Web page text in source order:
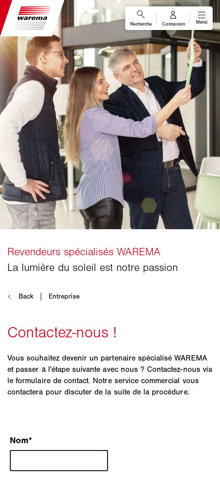
Vous souhaitez devenir un partenaire spécialisé WAREMA
et passer à l'étape suivante avec nous ? Contactez-nous via
le formulaire de contact. Notre service commercial vous
contactera pour discuter de la suite de la procédure.
Nom*